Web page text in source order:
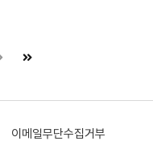
이메일무단수집거부